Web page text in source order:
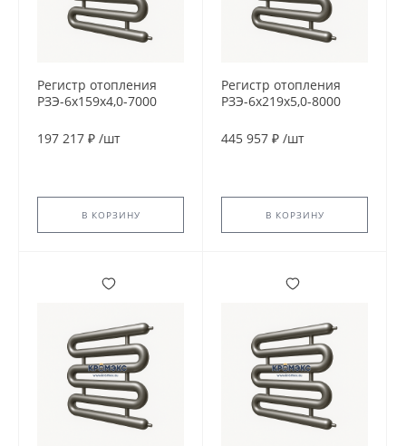
Регистр отопления
РЗЭ-6x159x4,0-7000
197 217 ₽ /шт
В КОРЗИНУ
Регистр отопления
РЗЭ-6x219x5,0-8000
445 957 ₽ /шт
В КОРЗИНУ